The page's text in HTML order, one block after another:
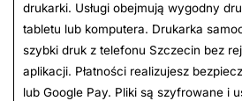
drukarki. Usługi obejmują wygodny
tabletu lub komputera. Drukarka
szybki druk z telefonu Szczecin bez
aplikacji. Płatności realizujesz
lub Google Pay. Pliki są szyfrowane i